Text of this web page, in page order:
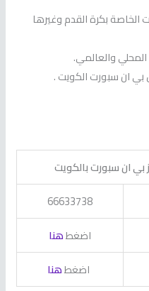
الخاصة بكرة القدم وغيرها
والعالمي.
بي ان سبورت الكويت .
ان سبورت بالكويت
66633738
اضغطهنا
اضغطهنا